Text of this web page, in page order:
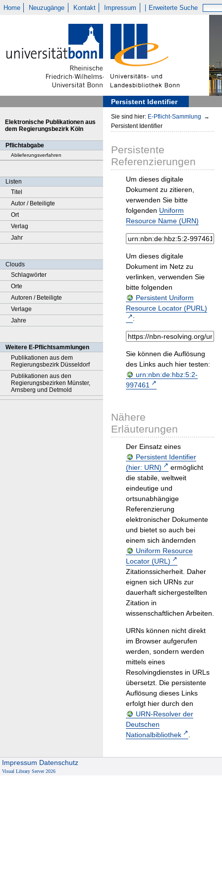
Home Neuzugänge Kontakt Impressum Erweiterte Suche
Persistent Identifier
Elektronische Publikationen aus
dem Regierungsbezirk Köln
Pflichtabgabe
Ablieferungsverfahren
Listen
Titel
Autor / Beteiligte
Ort
Verlag
Jahr
Clouds
Schlagwörter
Orte
Autoren / Beteiligte
Verlage
Jahre
Weitere E-Pflichtsammlungen
Publikationen aus dem
Regierungsbezirk Düsseldorf
Publikationen aus den
Regierungsbezirken Münster,
Arnsberg und Detmold
Sie sind hier: E-Pflicht-Sammlung →
Persistent Identifier
Persistente
Referenzierungen
Um dieses digitale
Dokument zu zitieren,
verwenden Sie bitte
folgenden Uniform
Resource Name (URN)
Um dieses digitale
Dokument im Netz zu
verlinken, verwenden Sie
bitte folgenden
Persistent Uniform
Resource Locator (PURL)
:
Sie können die Auflösung
des Links auch hier testen:
urn:nbn:de:hbz:5:2-
997461
Nähere
Erläuterungen
Der Einsatz eines
Persistent Identifier
(hier: URN)
ermöglicht
die stabile, weltweit
eindeutige und
ortsunabhängige
Referenzierung
elektronischer Dokumente
und bietet so auch bei
einem sich ändernden
Uniform Resource
Locator (URL)
Zitationssicherheit. Daher
eignen sich URNs zur
dauerhaft sichergestellten
Zitation in
wissenschaftlichen Arbeiten.
URNs können nicht direkt
im Browser aufgerufen
werden, sondern werden
mittels eines
Resolvingdienstes in URLs
übersetzt. Die persistente
Auflösung dieses Links
erfolgt hier durch den
URN-Resolver der
Deutschen
Nationalbibliothek
.
Impressum Datenschutz
Visual Library Server 2026